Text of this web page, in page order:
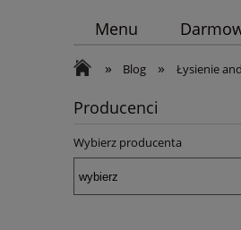
Menu
» Blog » Łysienie
Producenci
Wybierz producenta